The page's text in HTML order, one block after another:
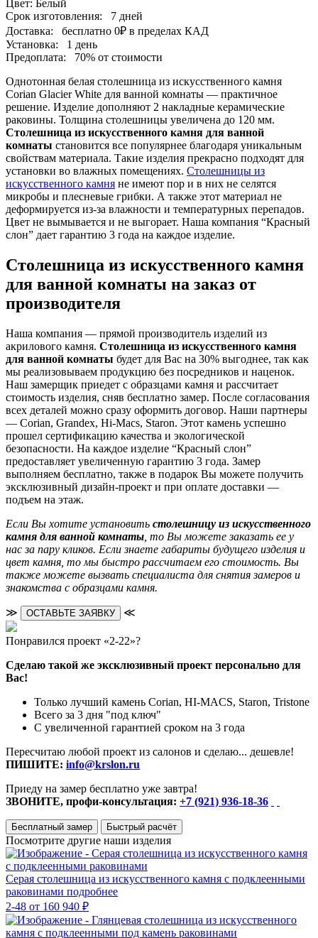
Цвет: Белый
Срок изготовления:
7 дней
Доставка:
бесплатно 0₽ в пределах КАД
Установка:
1 день
Предоплата:
70% от стоимости
Однотонная белая столешница из искусственного камня
Corian Glacier White для ванной комнаты — практичное
решение. Изделие дополняют 2 накладные керамические
раковины. Толщина столешницы увеличена до 120 мм.
Столешница из искусственного камня для ванной
комнаты становится все популярнее благодаря уникальным
свойствам материала. Такие изделия прекрасно подходят для
установки во влажных помещениях. Столешницы из
искусственного камня не имеют пор и в них не селятся
микробы и плесневые грибки. А также этот материал не
деформируется из-за влажности и температурных перепадов.
Цвет не вымывается и не выгорает. Наша компания “Красный
слон” дает гарантию 3 года на каждое изделие.
Столешница из искусственного камня
для ванной комнаты на заказ от
производителя
Наша компания — прямой производитель изделий из
акрилового камня. Столешница из искусственного камня
для ванной комнаты будет для Вас на 30% выгоднее, так как
мы реализовываем продукцию без посредников и наценок.
Наш замерщик приедет с образцами камня и рассчитает
стоимость изделия, сняв бесплатно замер. После согласования
всех деталей можно сразу оформить договор. Наши партнеры
— Corian, Grandex, Hi-Macs, Staron. Этот камень успешно
прошел сертификацию качества и экологической
безопасности. На каждое изделие “Красный слон”
предоставляет увеличенную гарантию 3 года. Замер
выполняем бесплатно, также в подарок Вы можете получить
эксклюзивный дизайн-проект и при оплате доставки —
подъем на этаж.
Если Вы хотите установить столешницу из искусственного
камня для ванной комнаты , то Вы можете заказать ее у
нас за пару кликов. Если знаете габариты будущего изделия и
цвет камня, то мы быстро рассчитаем его стоимость. Вы
также можете вызвать специалиста для снятия замеров и
знакомства с образцами камня.
≫ ОСТАВЬТЕ ЗАЯВКУ ≪
Понравился проект «2-22»?
Сделаю такой же эксклюзивный проект персонально для
Вас!
Только лучший камень Corian, HI-MACS, Staron, Tristone
Всего за 3 дня "под ключ"
С увеличенной гарантией сроком на 3 года
Пересчитаю любой проект из салонов и сделаю... дешевле!
ПИШИТЕ: info@krslon.ru
Приеду на замер бесплатно уже завтра!
ЗВОНИТЕ, профи-консультация: +7 (921) 936-18-36
Бесплатный замер Быстрый расчёт
Посмотрите другие наши изделия
Серая столешница из искусственного камня с подклеенными
раковинами подробнее
2-48 от 160 940 ₽